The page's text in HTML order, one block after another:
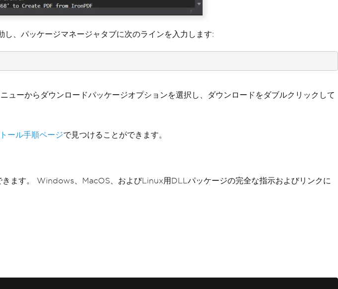
、パッケージマネージャタブに次のラインを入力します:
ューからダウンロードパッケージオプションを選択し、ダウンロードをダブルクリックして
ール手順ページで見つけることができます。
ます。 Windows、MacOS、およびLinux用DLLパッケージの完全な指示およびリンクに